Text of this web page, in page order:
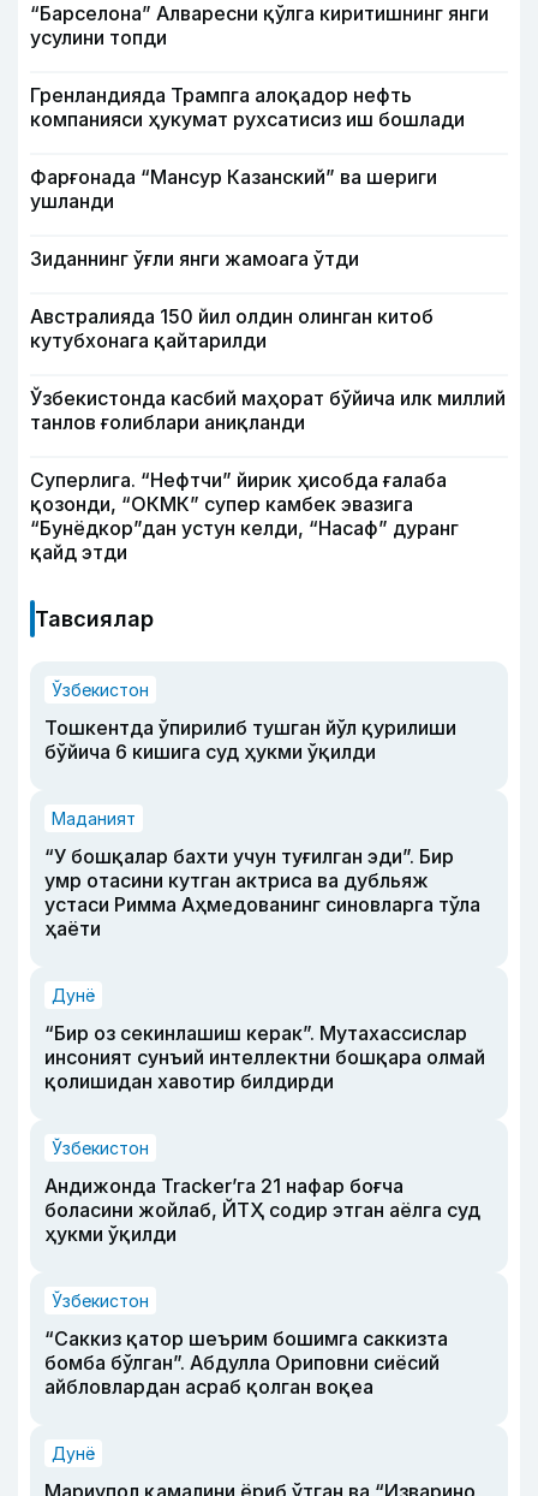
“Барселона” Алваресни қўлга киритишнинг янги
усулини топди
Гренландияда Трампга алоқадор нефть
компанияси ҳукумат рухсатисиз иш бошлади
Фарғонада “Мансур Казанский” ва шериги
ушланди
Зиданнинг ўғли янги жамоага ўтди
Австралияда 150 йил олдин олинган китоб
кутубхонага қайтарилди
Ўзбекистонда касбий маҳорат бўйича илк миллий
танлов ғолиблари аниқланди
Суперлига. “Нефтчи” йирик ҳисобда ғалаба
қозонди, “ОКМК” супер камбек эвазига
“Бунёдкор”дан устун келди, “Насаф” дуранг
қайд этди
Тавсиялар
Ўзбекистон
Тошкентда ўпирилиб тушган йўл қурилиши
бўйича 6 кишига суд ҳукми ўқилди
Маданият
“У бошқалар бахти учун туғилган эди”. Бир
умр отасини кутган актриса ва дубльяж
устаси Римма Аҳмедованинг синовларга тўла
ҳаёти
Дунё
“Бир оз секинлашиш керак”. Мутахассислар
инсоният сунъий интеллектни бошқара олмай
қолишидан хавотир билдирди
Ўзбекистон
Андижонда Tracker’га 21 нафар боғча
боласини жойлаб, ЙТҲ содир этган аёлга суд
ҳукми ўқилди
Ўзбекистон
“Саккиз қатор шеърим бошимга саккизта
бомба бўлган”. Абдулла Ориповни сиёсий
айбловлардан асраб қолган воқеа
Дунё